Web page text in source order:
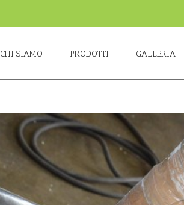
CHI SIAMO PRODOTTI GALLERIA